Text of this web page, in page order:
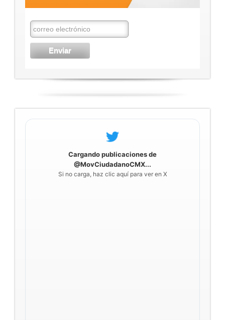
Cargando publicaciones de
@MovCiudadanoCMX...
Si no carga, haz clic aquí para ver en X